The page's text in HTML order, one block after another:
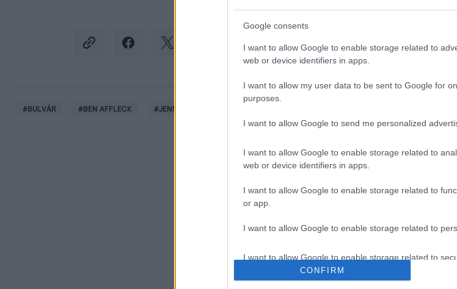
Google consents
I want to allow Google to enable storage related to
web or device identifiers in apps.
I want to allow my user data to be sent to Google for
purposes.
I want to allow Google to send me personalized
I want to allow Google to enable storage related to
web or device identifiers in apps.
I want to allow Google to enable storage related to
or app.
I want to allow Google to enable storage related to
I want to allow Google to enable storage related to
authentication functionality and fraud prevention, and
CONFIRM
#BULVÁR #BEN AFFLECK #JENNIFER LOPEZ